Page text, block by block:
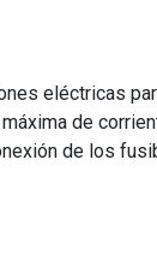
eléctricas
de
de los